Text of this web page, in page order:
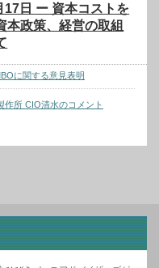
17日 ー 資本コストを
本政策、経営の取組
に関する意見表明
作所 CIO清水のコメント